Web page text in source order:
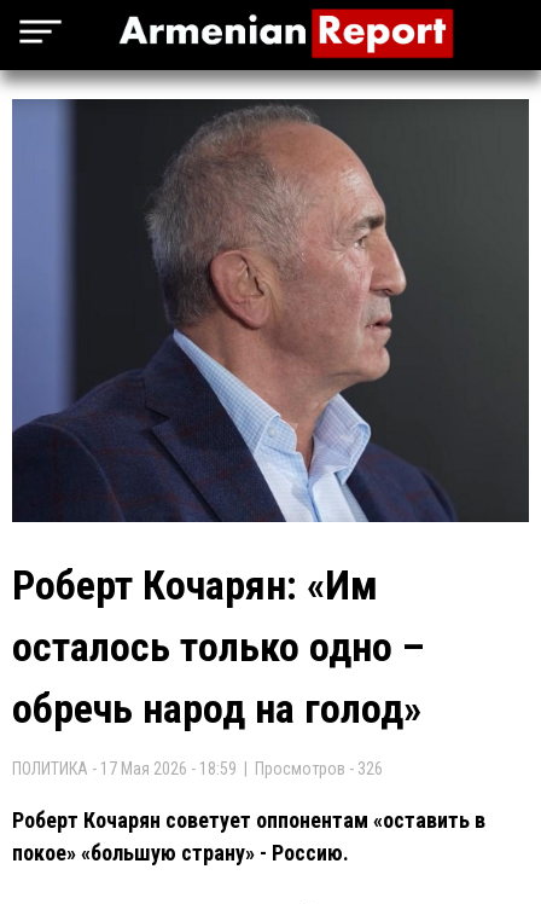
Роберт Кочарян: «Им
осталось только одно –
обречь народ на голод»
ПОЛИТИКА - 17 Мая 2026 - 18:59 | Просмотров - 326
Роберт Кочарян советует оппонентам «оставить в
покое» «большую страну» - Россию.